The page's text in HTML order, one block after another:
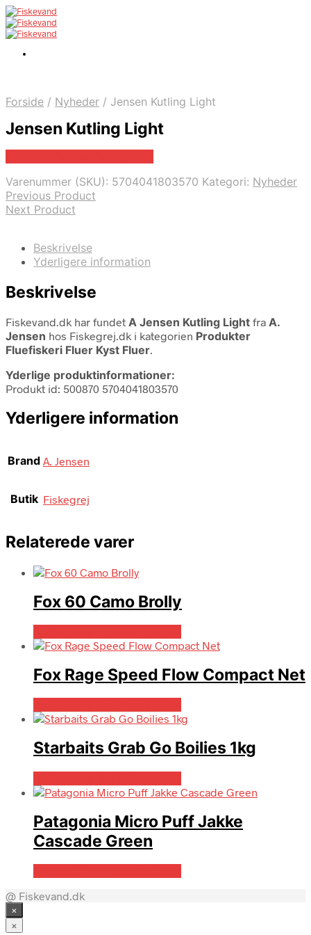
Forside / Nyheder / Jensen Kutling Light
Jensen Kutling Light
Varenummer (SKU): 5704041803570 Kategori: Nyheder
Previous Product
Next Product
Beskrivelse
Yderligere information
Beskrivelse
Fiskevand.dk har fundet A Jensen Kutling Light fra A.
Jensen hos Fiskegrej.dk i kategorien Produkter
Fluefiskeri Fluer Kyst Fluer.
Yderlige produktinformationer:
Produkt id: 500870 5704041803570
Yderligere information
Brand A. Jensen
Butik Fiskegrej
Relaterede varer
Fox 60 Camo Brolly
Fox Rage Speed Flow Compact Net
Starbaits Grab Go Boilies 1kg
Patagonia Micro Puff Jakke
Cascade Green
@ Fiskevand.dk
×
×